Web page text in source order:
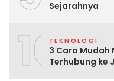
Sejarahnya
10TEKNOLOGI
3 Cara Mudah
Terhubung ke